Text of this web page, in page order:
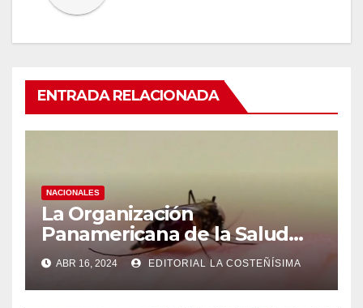
ENTRADA RELACIONADA
NACIONALES
La Organización
Panamericana de la Salud
(OPS), recomienda reforzar
medidas ante el aumento de
casos de dengue
ABR 16, 2024 EDITORIAL LA COSTEÑÍSIMA